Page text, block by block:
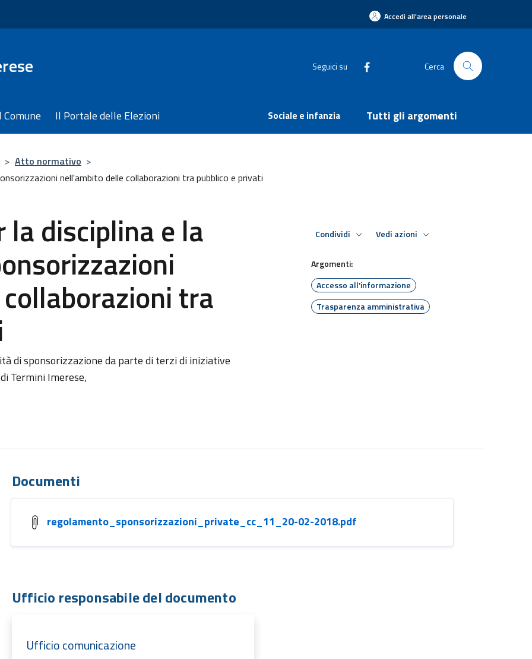
Accedi all'area personale
Seguici su Cerca
Il Portale delle Elezioni Sociale e infanzia Tutti gli argomenti
> Atto normativo >
nell'ambito delle collaborazioni tra pubblico e privati
disciplina e la
tra
di sponsorizzazione da parte di terzi di iniziative
Termini Imerese,
Condividi Vedi azioni
Argomenti:
Accesso all'informazione
Trasparenza amministrativa
Documenti
regolamento_sponsorizzazioni_private_cc_11_20-02-2018.pdf
Ufficio responsabile del documento
Ufficio comunicazione